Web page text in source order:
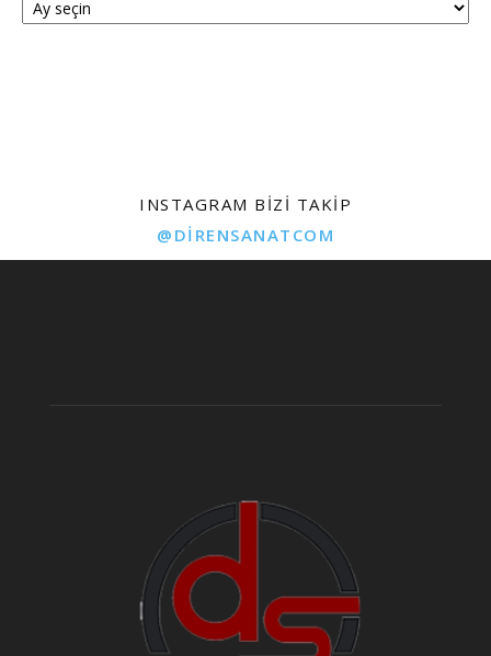
INSTAGRAM BIZI TAKIP
@DIRENSANATCOM